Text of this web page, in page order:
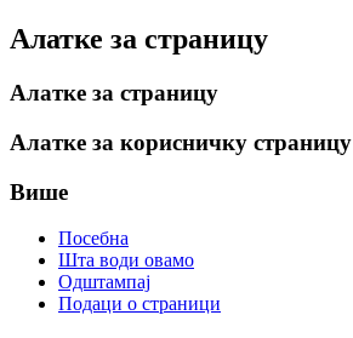
Алатке за страницу
Алатке за страницу
Алатке за корисничку страницу
Више
Посебна
Шта води овамо
Одштампај
Подаци о страници